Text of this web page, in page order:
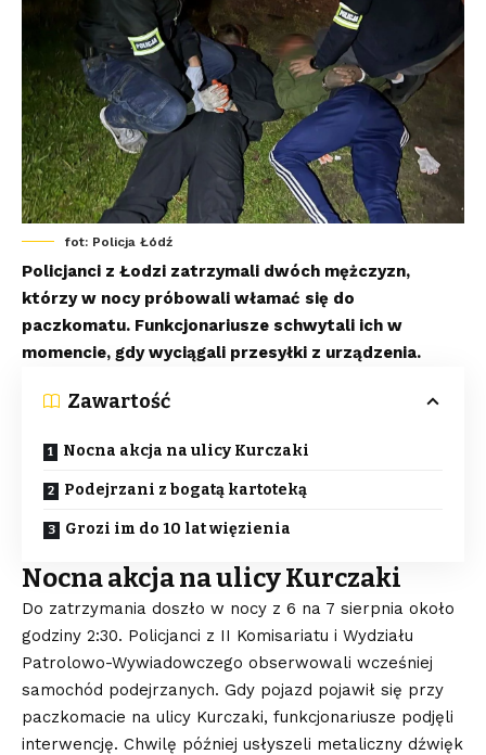
fot: Policja Łódź
Policjanci z Łodzi zatrzymali dwóch mężczyzn,
którzy w nocy próbowali włamać się do
paczkomatu. Funkcjonariusze schwytali ich w
momencie, gdy wyciągali przesyłki z urządzenia.
Zawartość
Nocna akcja na ulicy Kurczaki
Podejrzani z bogatą kartoteką
Grozi im do 10 lat więzienia
Nocna akcja na ulicy Kurczaki
Do zatrzymania doszło w nocy z 6 na 7 sierpnia około
godziny 2:30. Policjanci z II Komisariatu i Wydziału
Patrolowo-Wywiadowczego obserwowali wcześniej
samochód podejrzanych. Gdy pojazd pojawił się przy
paczkomacie na ulicy Kurczaki, funkcjonariusze podjęli
interwencję. Chwilę później usłyszeli metaliczny dźwięk